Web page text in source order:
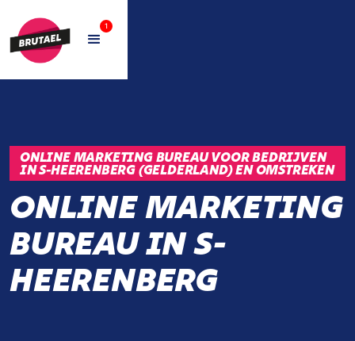
1
ONLINE MARKETING BUREAU VOOR BEDRIJVEN
IN S-HEERENBERG (GELDERLAND) EN OMSTREKEN
ONLINE MARKETING
BUREAU IN S-
HEERENBERG